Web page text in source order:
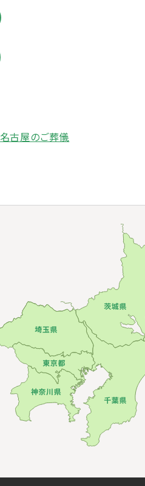
名古屋のご葬儀